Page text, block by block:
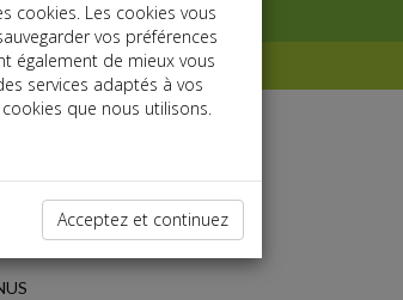
cookies. Les cookies vous
vos préférences
également de mieux vous
services adaptés à vos
que nous utilisons.
Acceptez et continuez